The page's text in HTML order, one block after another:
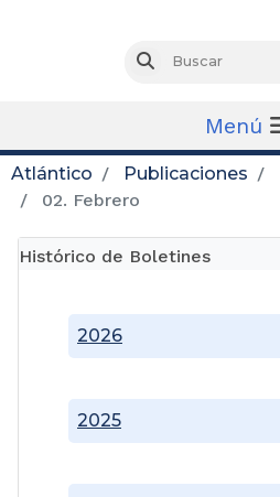
Buscar
Menú
Atlántico Publicaciones
02. Febrero
Histórico de Boletines
2025
2026